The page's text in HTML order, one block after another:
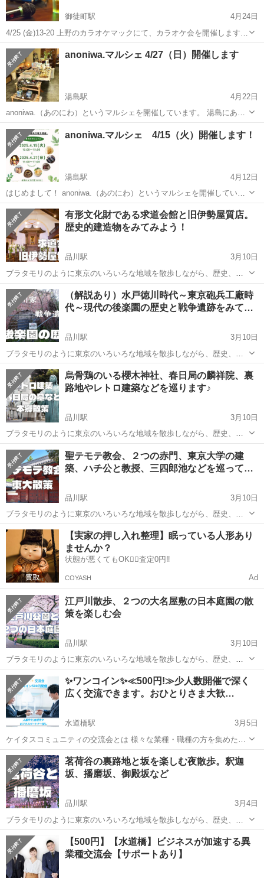
御徒町駅
4月24日
4/25 (金)13-20 上野のカラオケマックにて、カラオケ会を開催します！
定員8名で現在5名集まっております！ 歌が好きな方！ ストレス発散し
たい方！ お近くの方！ 是非ご連絡ください！
東京 文京区
anoniwa.マルシェ 4/27（日）開催します
湯島駅
4月22日
anoniwa.（あのにわ）というマルシェを開催しています。 湯島にある
古美術「米山」さんをお借りしているのですが まわりには緑も多く、
みんなが集まる庭のような場所にしたい という想いで始めました。 ス
イーツ...
東京 文京区
anoniwa.マルシェ 4/15（火）開催します！
湯島駅
4月12日
はじめまして！ anoniwa.（あのにわ）というマルシェを開催していま
す。 湯島にある古美術「米山」さんをお借りしているのですが まわり
には緑も多く、みんなが集まる庭のような場所にしたい という想いで
始めま...
東京 文京区 湯島駅 その他 お米
有形文化財である求道会館と旧伊勢屋質店。
歴史的建造物をみてみよう！
品川駅
3月10日
ブラタモリのように東京のいろいろな地域を散歩しながら、歴史、芸
術、文化などを楽しむ20代30代中心のサークルです！ 今後のイベント
一覧はこちらです。 https://tunagate.com/circle/70865...
東京 文京区 品川駅 その他
（解説あり）水戸徳川時代～東京砲兵工廠時
代～現代の後楽園の歴史と戦争遺跡をみて…
品川駅
3月10日
ブラタモリのように東京のいろいろな地域を散歩しながら、歴史、芸
術、文化などを楽しむ20代30代中心のサークルです！ ■ この日予定の
イベント 10:00～ 後楽園の歴史と戦争遺跡 https://tunagate....
東京 文京区 品川駅 その他 サブカル
烏骨鶏のいる櫻木神社、春日局の麟祥院、裏
路地やレトロ建築などを巡ります♪
品川駅
3月10日
ブラタモリのように東京のいろいろな地域を散歩しながら、歴史、芸
術、文化などを楽しむ20代30代中心のサークルです！ この日のイベン
トはこちらの予定です👇 09:00～ 聖テモテ教会、東大キャンパス
https:...
東京 文京区 その他 レトロ
聖テモテ教会、２つの赤門、東京大学の建
築、ハチ公と教授、三四郎池などを巡って
品川駅
3月10日
ブラタモリのように東京のいろいろな地域を散歩しながら、歴史、芸
術、文化などを楽しむ20代30代中心のサークルです！ この日のイベン
トはこちらの予定です👇 09:00～ 聖テモテ教会、東大キャンパス
https:...
東京 文京区 品川駅 その他 教会
【実家の押し入れ整理】眠っている人形あり
ませんか？
状態が悪くてもOK🙆‍♀️査定0円‼️
COYASH Ad
江戸川散歩、２つの大名屋敷の日本庭園の散
策を楽しむ会
品川駅
3月10日
ブラタモリのように東京のいろいろな地域を散歩しながら、歴史、芸
術、文化などを楽しむ20代30代中心のサークルです！ この日のイベン
トはこちらの予定です👇 10:00～ 千鳥ヶ淵と靖国神社 https://t...
東京 文京区 品川駅 その他 日本庭園
✨ワンコイン✨≪500円!≫少人数開催で深く
広く交流できます。おひとりさま大歓…
水道橋駅
3月5日
ケイタスコミュニティの交流会とは 様々な業種・職種の方を集めた異
業種交流会です。 「なかなか忙しくて参加出来ない・・・」 「ビジネ
スになかなか繋がらない・・・」 「行くのが初めてで怖い・・・」
「この方以前もお会い...
東京 文京区 水道橋駅 その他 人脈
茗荷谷の裏路地と坂を楽しむ夜散歩。釈迦
坂、播磨坂、御殿坂など
品川駅
3月4日
ブラタモリのように東京のいろいろな地域を散歩しながら、歴史、芸
術、文化などを楽しむ20代30代中心のサークルです！ 今後のイベント
一覧はこちらです。 https://tunagate.com/circle/70865...
東京 品川駅 その他 江戸
【500円】【水道橋】ビジネスが加速する異
業種交流会【サポートあり】